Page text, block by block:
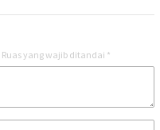
Ruas yang wajib ditandai *